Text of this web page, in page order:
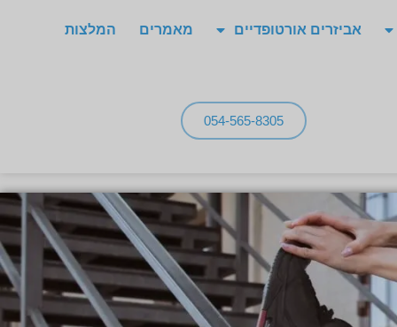
אביזרים אורטופדיים מאמרים המלצות
054-565-8305